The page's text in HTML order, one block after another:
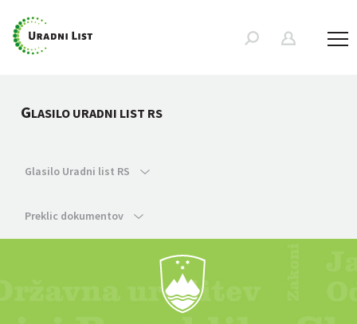
GLASILO URADNI LIST RS
Glasilo Uradni list RS
Preklic dokumentov